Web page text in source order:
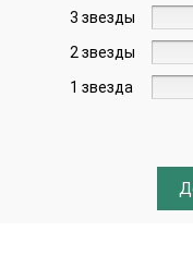
3 звезды
2 звезды
1 звезда